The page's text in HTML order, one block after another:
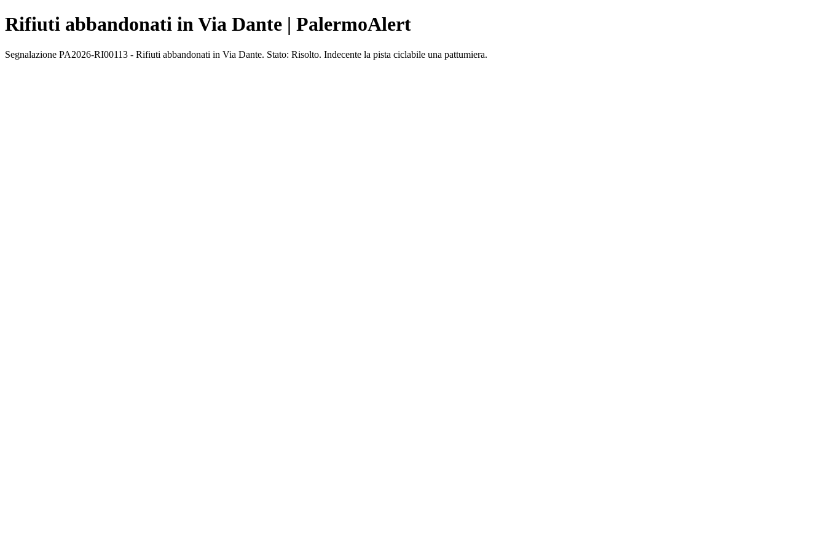
Rifiuti abbandonati in Via Dante | PalermoAlert
Segnalazione PA2026-RI00113 - Rifiuti abbandonati in Via Dante. Stato: Risolto. Indecente la pista ciclabile una pattumiera.